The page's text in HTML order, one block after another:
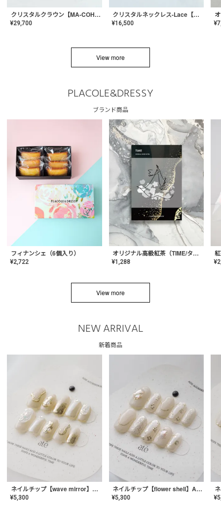
クリスタルクラウン【MA-COHD-01】韓国風クラウン/ウェディングクラウン/ティアラ
¥29,700
クリスタルネックレス-Lace【MA-CONL-02】
¥16,500 ¥
View more
PLACOLE&DRESSY
ブランド商品
フィナンシェ（6個入り）
¥2,722
オリジナル高級紅茶（TIME/タイム）【ギフト/プチギフト/プレゼント/内祝い/結婚式/オリジナル配合/高品質/ハーブティー/茶葉/記念日/お返し/手土産/美容/おしゃれ】
¥1,288 ¥
View more
NEW ARRIVAL
新着商品
ネイルチップ【wave mirror】AE-CONA-04
¥5,300
ネイルチップ【flower shell】AE-CONA-03
¥5,300 ¥